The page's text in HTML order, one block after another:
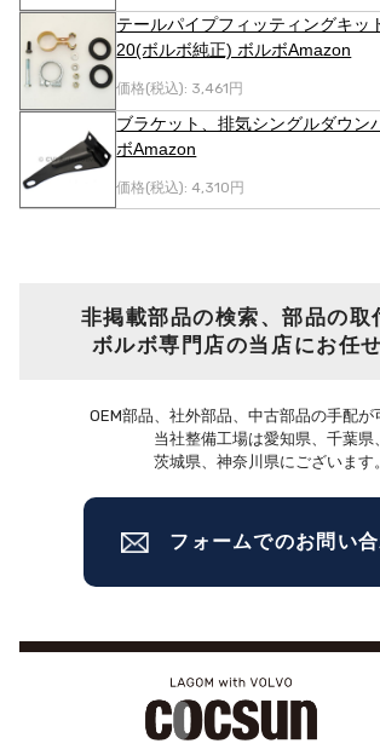
非掲載部品の検索、部品の取
ボルボ専門店の当店にお任
OEM部品、社外部品、中古部品の手配が
当社整備工場は愛知県、千葉県、
茨城県、神奈川県にございます。
フォームでのお問い
テールパイプフィッティングキッ
20(ボルボ純正) ボルボAmazon
価格(税込): 3,461円
ブラケット、排気シングルダウン
ボAmazon
価格(税込): 4,310円